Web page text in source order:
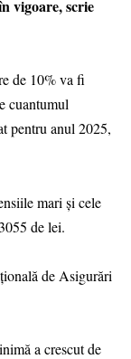
vigoare, scrie
de 10% va fi
cuantumul
pentru anul 2025,
mari și cele
de lei.
de Asigurări
a crescut de